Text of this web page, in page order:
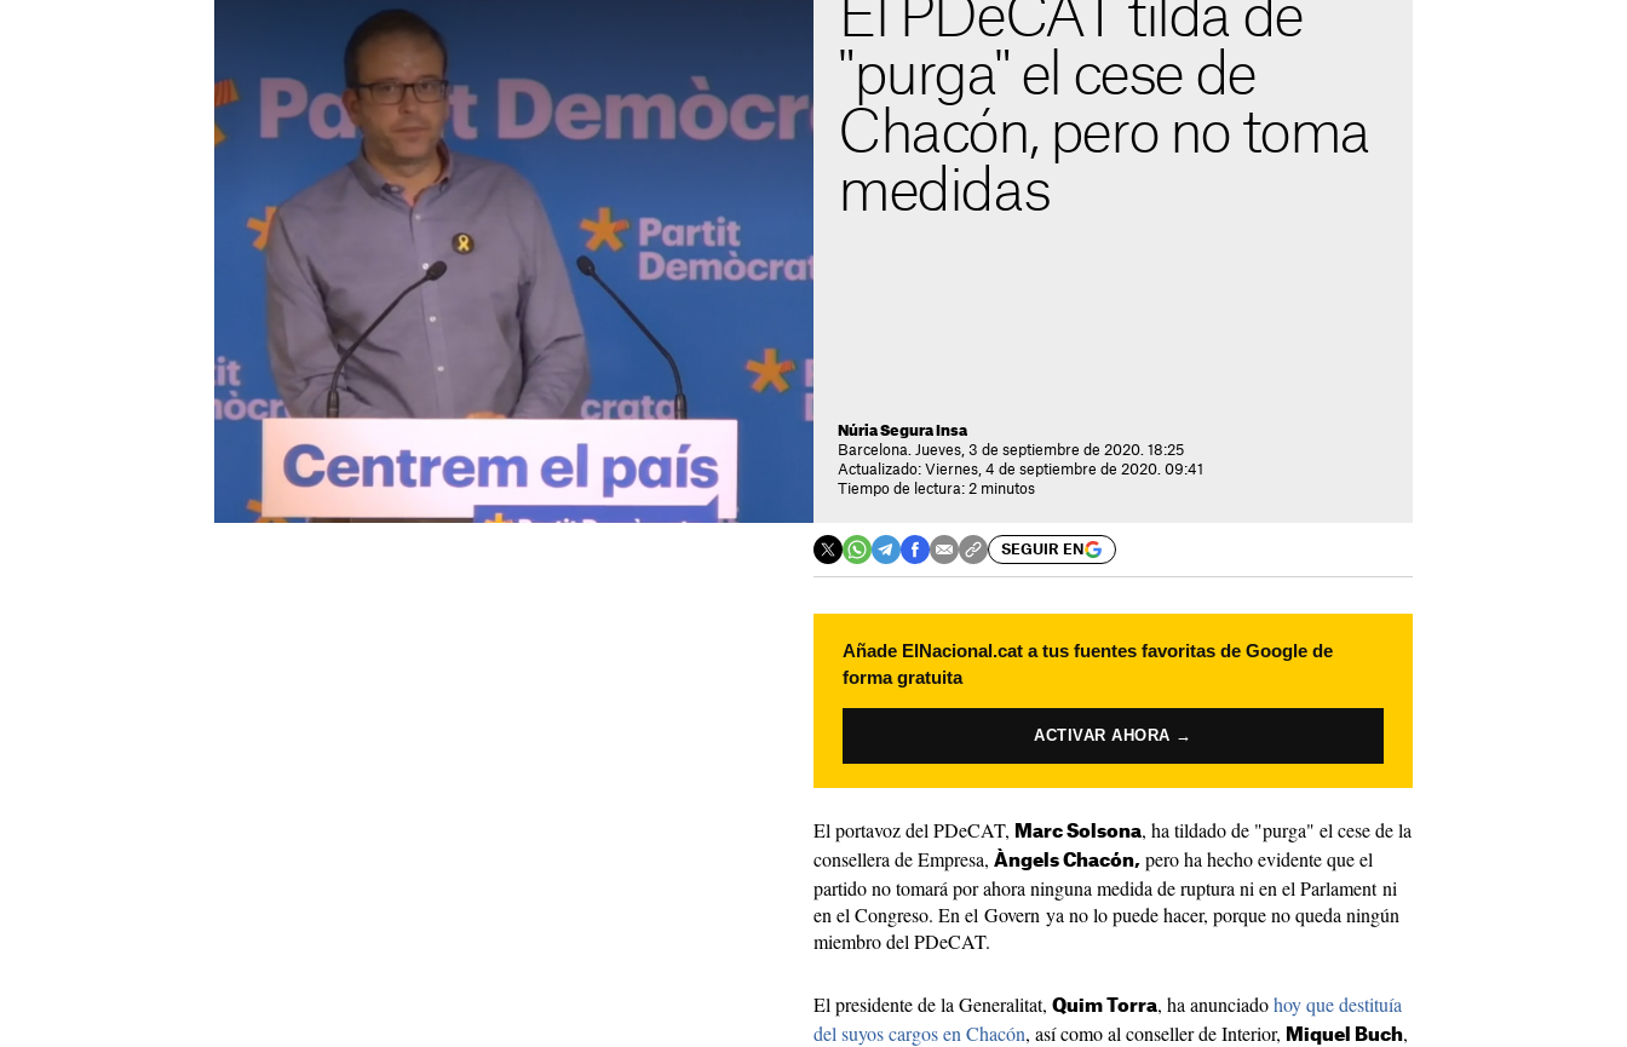
El PDeCAT tilda de
"purga" el cese de
Chacón, pero no toma
medidas
Núria Segura Insa
Barcelona. Jueves, 3 de septiembre de 2020. 18:25
Actualizado: Viernes, 4 de septiembre de 2020. 09:41
Tiempo de lectura: 2 minutos
SEGUIR EN
Añade ElNacional.cat a tus fuentes favoritas de Google de
forma gratuita
ACTIVAR AHORA →
El portavoz del PDeCAT, Marc Solsona, ha tildado de "purga" el cese de la
consellera de Empresa, Àngels Chacón, pero ha hecho evidente que el
partido no tomará por ahora ninguna medida de ruptura ni en el Parlament ni
en el Congreso. En el Govern ya no lo puede hacer, porque no queda ningún
miembro del PDeCAT.
El presidente de la Generalitat, Quim Torra, ha anunciadohoy que destituía
del suyos cargos en Chacón, así como al conseller de Interior, Miquel Buch,